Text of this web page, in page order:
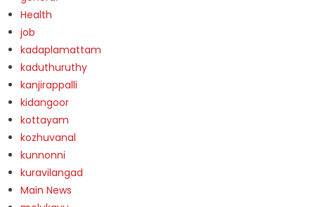
Health
job
kadaplamattam
kaduthuruthy
kanjirappalli
kidangoor
kottayam
kozhuvanal
kunnonni
kuravilangad
Main News